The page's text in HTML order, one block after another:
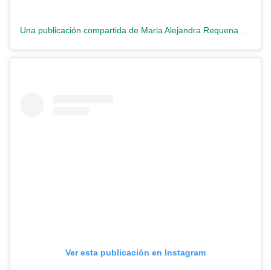
Una publicación compartida de Maria Alejandra Requena (@requenacnn)
Ver esta publicación en Instagram